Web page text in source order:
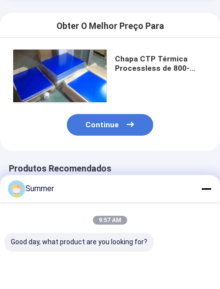
Obter O Melhor Preço Para
Chapa CTP Térmica
Processless de 800-
Continue
Produtos Recomendados
Summer
9:57 AM
Good day, what product are you looking for?